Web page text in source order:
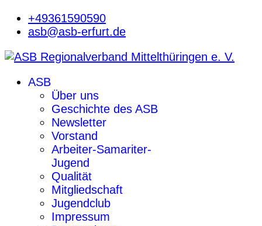
+49361590590
asb@asb-erfurt.de
ASB
Über uns
Geschichte des ASB
Newsletter
Vorstand
Arbeiter-Samariter-
Jugend
Qualität
Mitgliedschaft
Jugendclub
Impressum